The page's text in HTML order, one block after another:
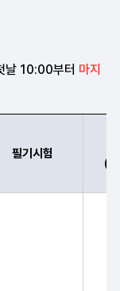
날 10:00부터 마지
필기시험
(